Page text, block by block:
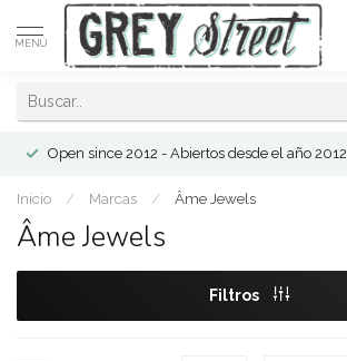
MENÚ
Open since 2012 - Abiertos desde el año 2012
Inicio / Marcas / Âme Jewels
Âme Jewels
Filtros